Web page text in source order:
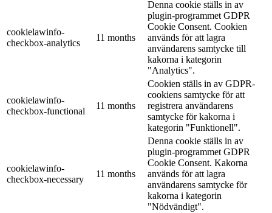
cookielawinfo-
checkbox-analytics
11 months
Denna cookie ställs in av
plugin-programmet GDPR
Cookie Consent. Cookien
används för att lagra
användarens samtycke till
kakorna i kategorin
"Analytics".
cookielawinfo-
checkbox-functional
11 months
Cookien ställs in av GDPR-
cookiens samtycke för att
registrera användarens
samtycke för kakorna i
kategorin "Funktionell".
cookielawinfo-
checkbox-necessary
11 months
Denna cookie ställs in av
plugin-programmet GDPR
Cookie Consent. Kakorna
används för att lagra
användarens samtycke för
kakorna i kategorin
"Nödvändigt".